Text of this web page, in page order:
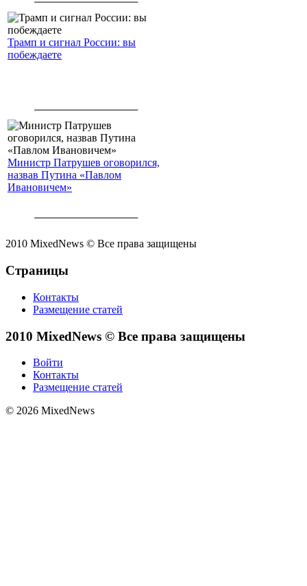
Трамп и сигнал России: вы
побеждаете
Министр Патрушев оговорился,
назвав Путина «Павлом
Ивановичем»
2010 MixedNews © Все права защищены
Страницы
Контакты
Размещение статей
2010 MixedNews © Все права защищены
Войти
Контакты
Размещение статей
© 2026 MixedNews